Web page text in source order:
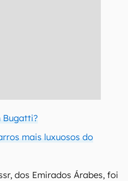
Bugatti?
mais luxuosos do
dos Emirados Árabes, foi